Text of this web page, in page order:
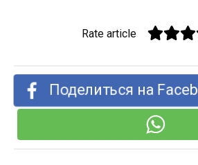
Rate article
Поделиться на